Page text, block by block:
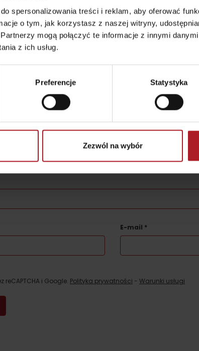
spersonalizowania treści i reklam, aby oferować
o tym, jak korzystasz z naszej witryny,
mogą połączyć te informacje z innymi
z ich usług.
Preferencje Statystyka
Zezwól na wybór
Gdzie kupić?
opublikowany.Wymagane pola są
E-mail *
i Google. Polityka prywatności - Warunki usługi